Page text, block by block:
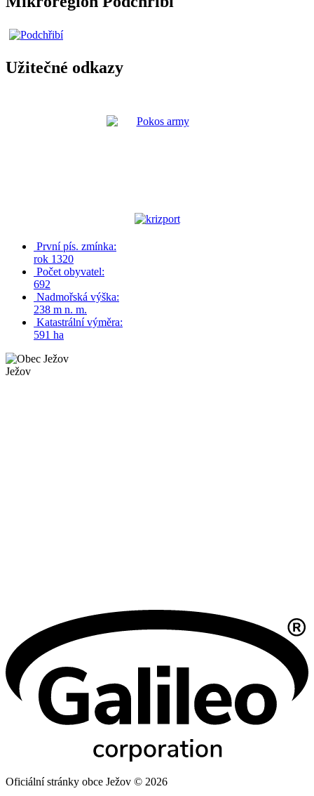
Užitečné odkazy
První pís. zmínka:
rok 1320
Počet obyvatel:
692
Nadmořská výška:
238 m n. m.
Katastrální výměra:
591 ha
Ježov
Oficiální stránky obce Ježov © 2026